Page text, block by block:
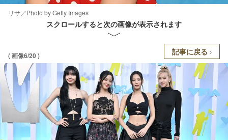
リサ／Photo by Getty Images
スクロールすると次の画像が表示されます
( 画像6/20 ) 記事に戻る